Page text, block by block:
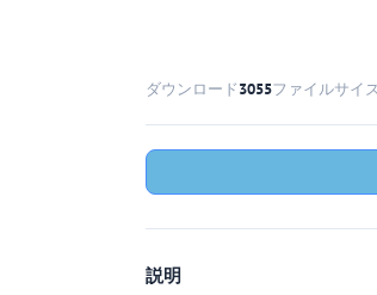
ダウンロード3055ファイルサイ
説明